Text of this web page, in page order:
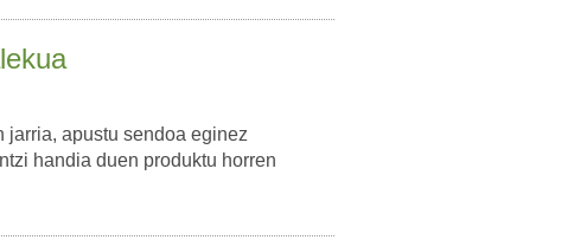
jarria, apustu sendoa eginez
handia duen produktu horren